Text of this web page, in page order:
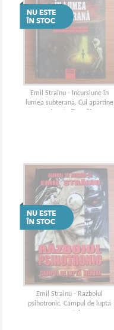
Emil Strainu - Incursiune in
lumea subterana. Cui apartine
planeta Terra?!
Emil Strainu - Razboiul
psihotronic. Campul de lupta
mental